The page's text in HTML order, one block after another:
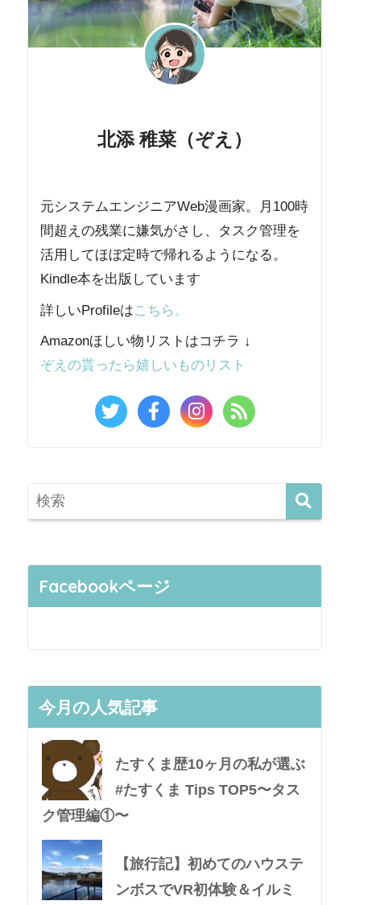
北添 稚菜（ぞえ）
元システムエンジニアWeb漫画家。月100時
間超えの残業に嫌気がさし、タスク管理を
活用してほぼ定時で帰れるようになる。
Kindle本を出版しています
詳しいProfileはこちら。
Amazonほしい物リストはコチラ ↓
ぞえの貰ったら嬉しいものリスト
Facebookページ
今月の人気記事
たすくま歴10ヶ月の私が選ぶ
#たすくま Tips TOP5〜タス
ク管理編①〜
【旅行記】初めてのハウステ
ンボスでVR初体験＆イルミ